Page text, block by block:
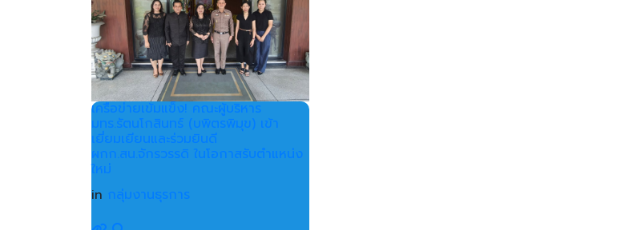
เครือข่ายเข้มแข็ง! คณะผู้บริหาร
มทร.รัตนโกสินทร์ (บพิตรพิมุข) เข้า
เยี่ยมเยียนและร่วมยินดี
ผกก.สน.จักรวรรดิ ในโอกาสรับตำแหน่ง
ใหม่
in กลุ่มงานธุรการ